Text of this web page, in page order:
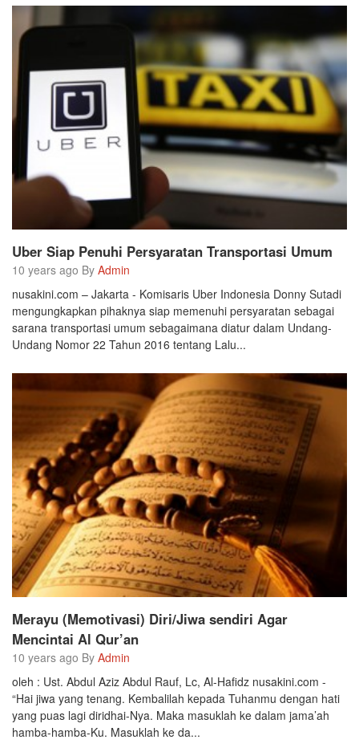
Uber Siap Penuhi Persyaratan Transportasi Umum
10 years ago By Admin
nusakini.com – Jakarta - Komisaris Uber Indonesia Donny Sutadi
mengungkapkan pihaknya siap memenuhi persyaratan sebagai
sarana transportasi umum sebagaimana diatur dalam Undang-
Undang Nomor 22 Tahun 2016 tentang Lalu...
Merayu (Memotivasi) Diri/Jiwa sendiri Agar
Mencintai Al Qur’an
10 years ago By Admin
oleh : Ust. Abdul Aziz Abdul Rauf, Lc, Al-Hafidz nusakini.com -
“Hai jiwa yang tenang. Kembalilah kepada Tuhanmu dengan hati
yang puas lagi diridhai-Nya. Maka masuklah ke dalam jama’ah
hamba-hamba-Ku. Masuklah ke da...